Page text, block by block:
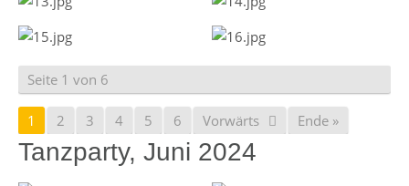
Seite 1 von 6
1 2 3 4 5 6 Vorwärts Ende »
Tanzparty, Juni 2024